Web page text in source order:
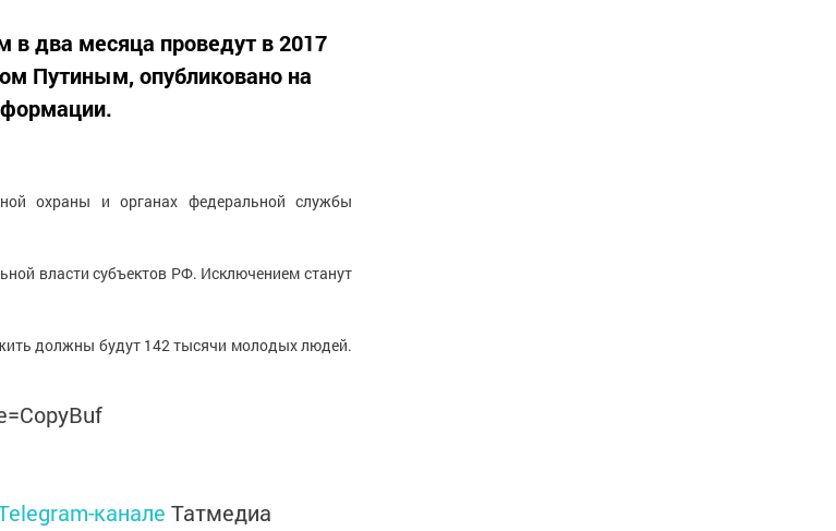
в два месяца проведут в 2017
Путиным, опубликовано на
охраны и органах федеральной службы
власти субъектов РФ. Исключением станут
должны будут 142 тысячи молодых людей.
канале Татмедиа